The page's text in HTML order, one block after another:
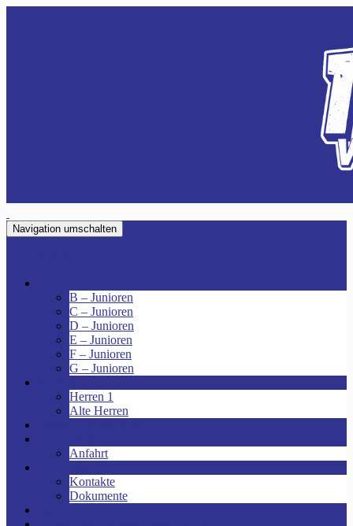
Navigation umschalten
B – Junioren
C – Junioren
D – Junioren
E – Junioren
F – Junioren
G – Junioren
Herren 1
Alte Herren
Anfahrt
Kontakte
Dokumente